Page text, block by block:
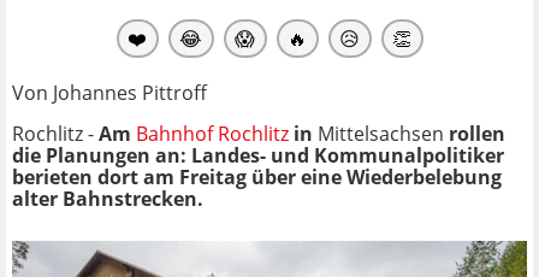
❤️ 😂 😱 🔥 😥 👏
Von Johannes Pittroff
Rochlitz -Am Bahnhof Rochlitz in Mittelsachsen rollen
die Planungen an: Landes- und Kommunalpolitiker
berieten dort am Freitag über eine Wiederbelebung
alter Bahnstrecken.